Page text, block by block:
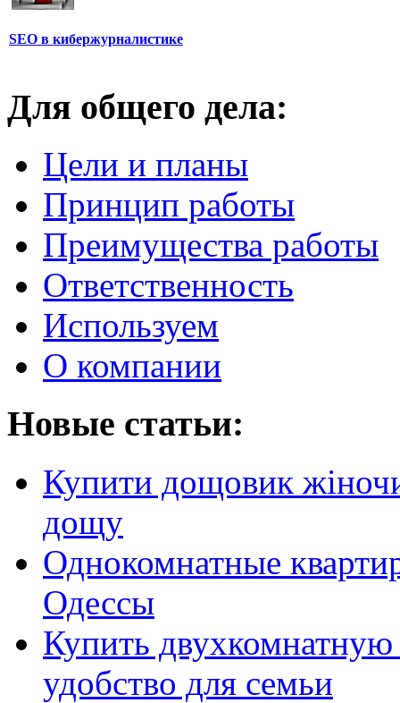
SEO в кибержурналистике
Для общего дела:
Цели и планы
Принцип работы
Преимущества работы
Ответственность
Используем
О компании
Новые статьи:
Купити дощовик
дощу
Однокомнатные
Одессы
Купить
удобство для семьи